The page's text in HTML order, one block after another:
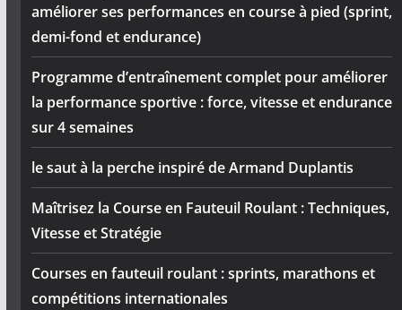
améliorer ses performances en course à pied (sprint,
demi-fond et endurance)
Programme d’entraînement complet pour améliorer
la performance sportive : force, vitesse et endurance
sur 4 semaines
le saut à la perche inspiré de Armand Duplantis
Maîtrisez la Course en Fauteuil Roulant : Techniques,
Vitesse et Stratégie
Courses en fauteuil roulant : sprints, marathons et
compétitions internationales